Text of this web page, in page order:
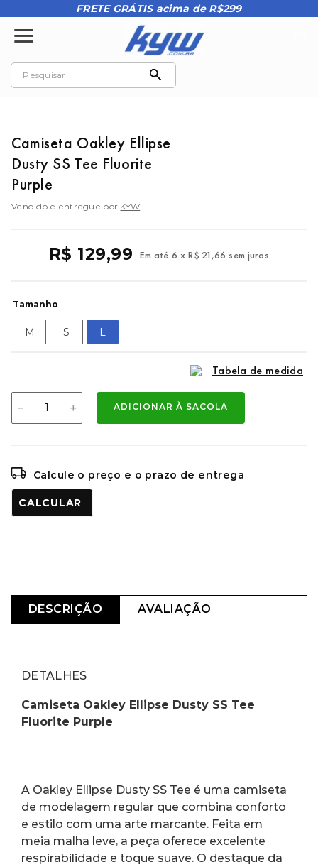
FRETE GRÁTIS acima de R$299
Camiseta Oakley Ellipse
Dusty SS Tee Fluorite
Purple
Vendido e entregue por KYW
R$ 129,99 Em até 6 x R$ 21 ,66 sem juros
Tamanho
M S L
Tabela de medida
＋
－ ADICIONAR À SACOLA
Calcule o preço e o prazo de entrega
DESCRIÇÃO AVALIAÇÃO
DETALHES
Camiseta Oakley Ellipse Dusty SS Tee
Fluorite Purple
A Oakley Ellipse Dusty SS Tee é uma camiseta
de modelagem regular que combina conforto
e estilo com uma arte marcante. Feita em
meia malha leve, a peça oferece excelente
respirabilidade e toque suave. O destaque da